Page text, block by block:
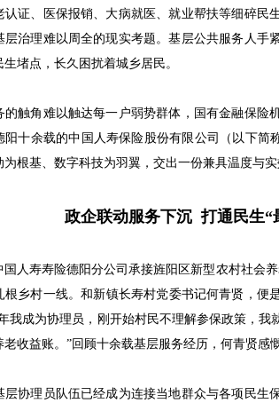
认证、医保报销、大病就医、就业帮扶等细碎民
层治理难以周全的现实考题。基层公共服务人手
生堵点，长久困扰着城乡居民。
的触角难以触达每一户弱势群体，国有金融保险
阳十余载的中国人寿保险股份有限公司（以下简
为根基、数字科技为羽翼，交出一份兼具温度与实
政企联动服务下沉打通民生“
国人寿寿险德阳分公司承接旌阳区新型农村社会
根乡村一线。和新镇长寿村党委书记何青贤，便
我成为协理员，刚开始村民不理解参保政策，
收益账。”回顾十余载基层服务经历，何青贤感
层协理员队伍已经成为连接当地群众与各项民生